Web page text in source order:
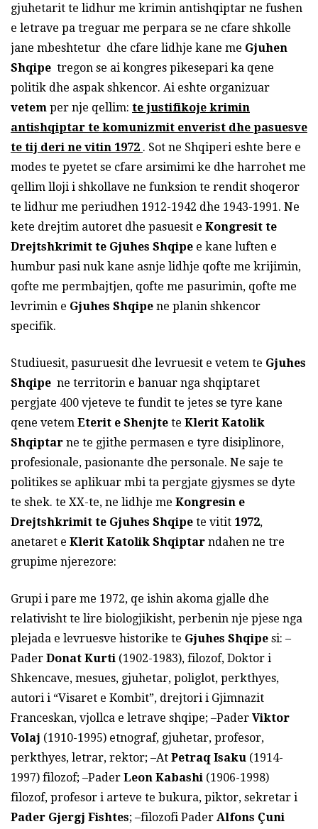
gjuhetarit te lidhur me krimin antishqiptar ne fushen
e letrave pa treguar me perpara se ne cfare shkolle
jane mbeshtetur dhe cfare lidhje kane me Gjuhen
Shqipe tregon se ai kongres pikesepari ka qene
politik dhe aspak shkencor. Ai eshte organizuar
vetem per nje qellim: te justifikoje krimin
antishqiptar te komunizmit enverist dhe pasuesve
te tij deri ne vitin 1972 . Sot ne Shqiperi eshte bere e
modes te pyetet se cfare arsimimi ke dhe harrohet me
qellim lloji i shkollave ne funksion te rendit shoqeror
te lidhur me periudhen 1912-1942 dhe 1943-1991. Ne
kete drejtim autoret dhe pasuesit e Kongresit te
Drejtshkrimit te Gjuhes Shqipe e kane luften e
humbur pasi nuk kane asnje lidhje qofte me krijimin,
qofte me permbajtjen, qofte me pasurimin, qofte me
levrimin e Gjuhes Shqipe ne planin shkencor
specifik.
Studiuesit, pasuruesit dhe levruesit e vetem te Gjuhes
Shqipe ne territorin e banuar nga shqiptaret
pergjate 400 vjeteve te fundit te jetes se tyre kane
qene vetem Eterit e Shenjte te Klerit Katolik
Shqiptar ne te gjithe permasen e tyre disiplinore,
profesionale, pasionante dhe personale. Ne saje te
politikes se aplikuar mbi ta pergjate gjysmes se dyte
te shek. te XX-te, ne lidhje me Kongresin e
Drejtshkrimit te Gjuhes Shqipe te vitit 1972,
anetaret e Klerit Katolik Shqiptar ndahen ne tre
grupime njerezore:
Grupi i pare me 1972, qe ishin akoma gjalle dhe
relativisht te lire biologjikisht, perbenin nje pjese nga
plejada e levruesve historike te Gjuhes Shqipe si: –
Pader Donat Kurti (1902-1983), filozof, Doktor i
Shkencave, mesues, gjuhetar, poliglot, perkthyes,
autori i “Visaret e Kombit”, drejtori i Gjimnazit
Franceskan, vjollca e letrave shqipe; –Pader Viktor
Volaj (1910-1995) etnograf, gjuhetar, profesor,
perkthyes, letrar, rektor; –At Petraq Isaku (1914-
1997) filozof; –Pader Leon Kabashi (1906-1998)
filozof, profesor i arteve te bukura, piktor, sekretar i
Pader Gjergj Fishtes; –filozofi Pader Alfons Çuni